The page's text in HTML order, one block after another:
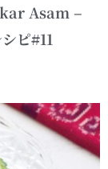
Asam –
ピ#11